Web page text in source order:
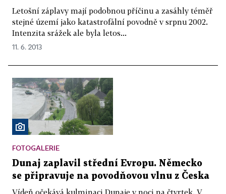
Letošní záplavy mají podobnou příčinu a zasáhly téměř
stejné území jako katastrofální povodně v srpnu 2002.
Intenzita srážek ale byla letos...
11. 6. 2013
FOTOGALERIE
Dunaj zaplavil střední Evropu. Německo
se připravuje na povodňovou vlnu z Česka
Vídeň očekává kulminaci Dunaje v noci na čtvrtek. V